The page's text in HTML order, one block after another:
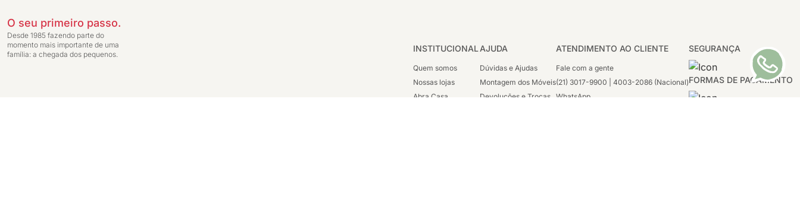
O seu primeiro passo.
Desde 1985 fazendo parte do
momento mais importante de uma
família: a chegada dos pequenos.
INSTITUCIONAL
Quem somos
Nossas lojas
Abra Casa
AJUDA
Dúvidas e Ajudas
Montagem dos Móveis
Devoluções e Trocas
SEGURANÇA
FORMAS DE PAGAMENTO
ATENDIMENTO AO CLIENTE
Fale com a gente
(21) 3017-9900 | 4003-2086 (Nacional)
WhatsApp